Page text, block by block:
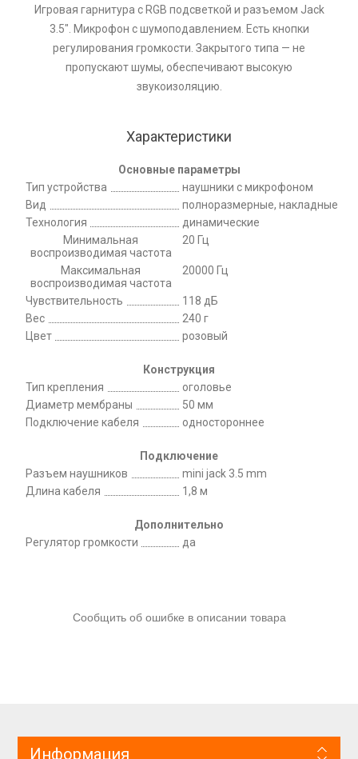
Игровая гарнитура с RGB подсветкой и разъемом Jack
3.5". Микрофон с шумоподавлением. Есть кнопки
регулирования громкости. Закрытого типа — не
пропускают шумы, обеспечивают высокую
звукоизоляцию.
Характеристики
Основные параметры
Тип устройства
наушники с микрофоном
Вид
полноразмерные, накладные
Технология
динамические
Минимальная
воспроизводимая частота
20 Гц
Максимальная
воспроизводимая частота
20000 Гц
Чувствительность
118 дБ
Вес
240 г
Цвет
розовый
Конструкция
Тип крепления
оголовье
Диаметр мембраны
50 мм
Подключение кабеля
одностороннее
Подключение
Разъем наушников
mini jack 3.5 mm
Длина кабеля
1,8 м
Дополнительно
Регулятор громкости
да
Сообщить об ошибке в описании товара
Информация